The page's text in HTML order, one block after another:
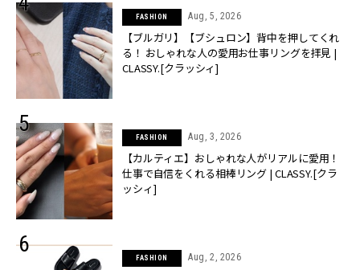
FASHION Aug, 5, 2026
【ブルガリ】【ブシュロン】背中を押してくれ
る！ おしゃれな人の愛用お仕事リングを拝見 |
CLASSY.[クラッシィ]
FASHION Aug, 3, 2026
【カルティエ】おしゃれな人がリアルに愛用！
仕事で自信をくれる相棒リング | CLASSY.[クラ
ッシィ]
FASHION Aug, 2, 2026